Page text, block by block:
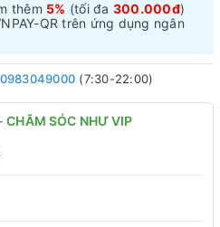
thêm 5% (tối đa 300.000đ)
QR trên ứng dụng ngân
0983049000 (7:30-22:00)
CHĂM SÓC NHƯ VIP